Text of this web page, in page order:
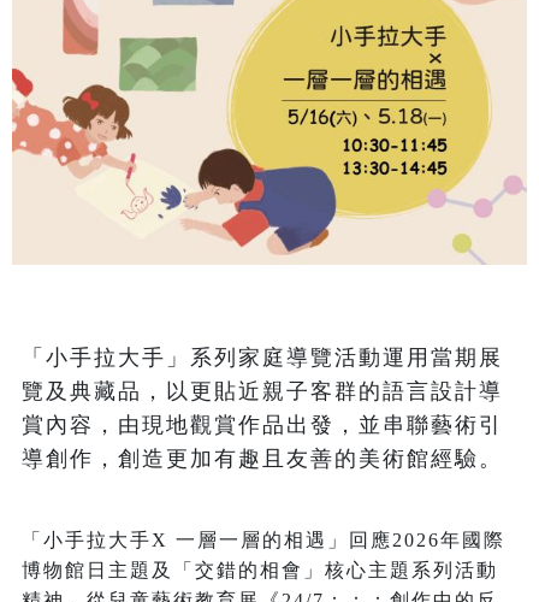
「小手拉大手」系列家庭導覽活動運用當期展
覽及典藏品，以更貼近親子客群的語言設計導
賞內容，由現地觀賞作品出發，並串聯藝術引
「小手拉大手X 一層一層的相遇」回應2026年國際
博物館日主題及「交錯的相會」核心主題系列活動